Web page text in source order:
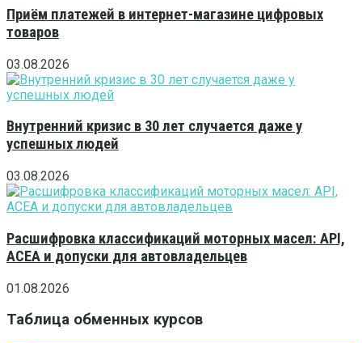
Приём платежей в интернет-магазине цифровых
товаров
03.08.2026
Внутренний кризис в 30 лет случается даже у
успешных людей
03.08.2026
Расшифровка классификаций моторных масел: API,
ACEA и допуски для автовладельцев
01.08.2026
Таблица обменных курсов